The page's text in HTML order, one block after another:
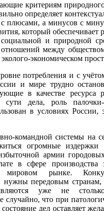
критериям
определяет
а минусов с
который обеспечивает
и природной
отношений между
экономическом
потребления и с
и мире трудно
в качестве ресурса
сути дела, роль
в условиях России,
командной системы на
огромные издержки
армии
в сфере производства
мировом рынке.
передовым странам,
уже не
случайно, что при
дел оставляет